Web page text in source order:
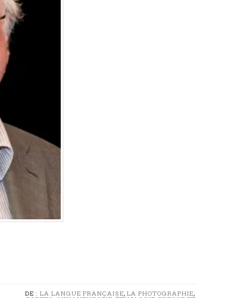
DE : LA LANGUE FRANÇAISE, LA PHOTOGRAPHIE,